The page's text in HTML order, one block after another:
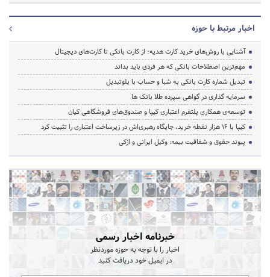
اخبار مرتبط با حوزه
آشنایی با روش‌های خرید کارت هدیه؛ از کارت بانکی تا کارت‌های دیجیتال
مهم‌ترین اصطلاحات بانکی که هر فردی باید بداند
تبدیل شماره کارت بانکی به شبا و حساب با بلوتبدیل
سرمایه گذاری در گواهی سپرده طلا بانک ها
توسعه‌ی همکاری‌ پلتفرم اعتباری کیپا و صندوق‌های فروشگاهی کیان
کیپا با ۱۶ هزار نقطه خرید، جایگاه رهبری‌اش در زیرساخت اعتباری را تثبیت کرد
پیوند حقوق و شفافیت بیمه: وکیل ایرانی و ازکی
خبرنامه اخبار رسمی
اخبار را با توجه به حوزه موردنظر
در ایمیل خود دریافت کنید